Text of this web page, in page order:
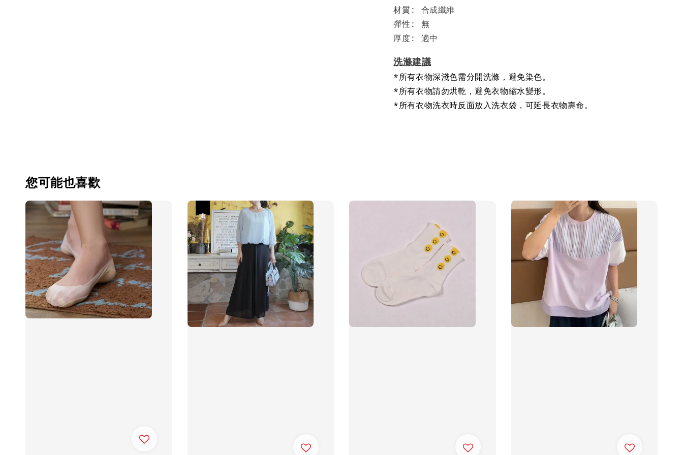
材質: 合成纖維
彈性: 無
厚度: 適中
洗滌建議
*所有衣物深淺色需分開洗滌，避免染色。
*所有衣物請勿烘乾，避免衣物縮水變形。
*所有衣物洗衣時反面放入洗衣袋，可延長衣物壽命。
您可能也喜歡